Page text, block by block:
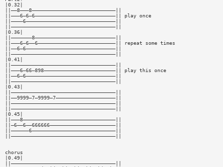
|0.32|
||——8———8————————————————————————————||
||———6—6—6———————————————————————————|| play once
||————6——————————————————————————————||
||———————————————————————————————————||
|0.36|
||———————8———————————————————————————||
||———6—6——6——————————————————————————|| repeat some times
||——6—6——————————————————————————————||
||———————————————————————————————————||
|0.41|
||———————————————————————————————————||
||———6—66—898————————————————————————|| play this once
||——6—6——————————————————————————————||
||———————————————————————————————————||
|0.43|
||———————————————————————————————————||
||——9999—7—9999—7————————————————————||
||———————————————————————————————————||
||———————————————————————————————————||
|0.45|
||———8———————————————————————————————||
||—6——6——666666——————————————————————||
||——————6————————————————————————————||
||———————————————————————————————————||
chorus
|0.49|
||———————————————————————————————————||